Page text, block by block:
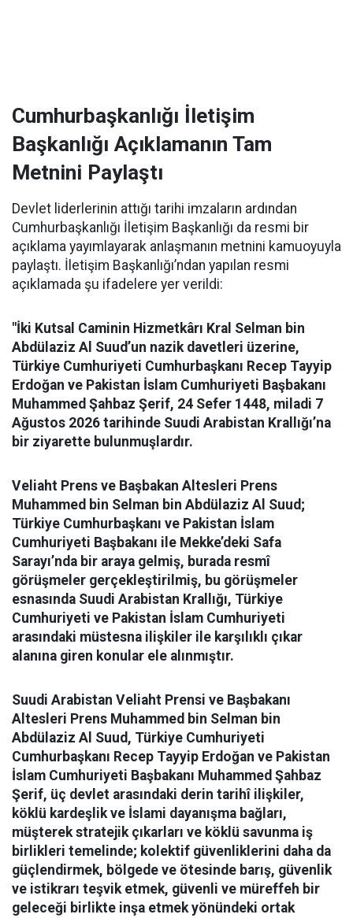
Cumhurbaşkanlığı İletişim
Başkanlığı Açıklamanın Tam
Metnini Paylaştı
Devlet liderlerinin attığı tarihi imzaların ardından
Cumhurbaşkanlığı İletişim Başkanlığı da resmi bir
açıklama yayımlayarak anlaşmanın metnini kamuoyuyla
paylaştı. İletişim Başkanlığı’ndan yapılan resmi
açıklamada şu ifadelere yer verildi:
"İki Kutsal Caminin Hizmetkârı Kral Selman bin
Abdülaziz Al Suud’un nazik davetleri üzerine,
Türkiye Cumhuriyeti Cumhurbaşkanı Recep Tayyip
Erdoğan ve Pakistan İslam Cumhuriyeti Başbakanı
Muhammed Şahbaz Şerif, 24 Sefer 1448, miladi 7
Ağustos 2026 tarihinde Suudi Arabistan Krallığı’na
bir ziyarette bulunmuşlardır.
Veliaht Prens ve Başbakan Altesleri Prens
Muhammed bin Selman bin Abdülaziz Al Suud;
Türkiye Cumhurbaşkanı ve Pakistan İslam
Cumhuriyeti Başbakanı ile Mekke’deki Safa
Sarayı’nda bir araya gelmiş, burada resmî
görüşmeler gerçekleştirilmiş, bu görüşmeler
esnasında Suudi Arabistan Krallığı, Türkiye
Cumhuriyeti ve Pakistan İslam Cumhuriyeti
arasındaki müstesna ilişkiler ile karşılıklı çıkar
alanına giren konular ele alınmıştır.
Suudi Arabistan Veliaht Prensi ve Başbakanı
Altesleri Prens Muhammed bin Selman bin
Abdülaziz Al Suud, Türkiye Cumhuriyeti
Cumhurbaşkanı Recep Tayyip Erdoğan ve Pakistan
İslam Cumhuriyeti Başbakanı Muhammed Şahbaz
Şerif, üç devlet arasındaki derin tarihî ilişkiler,
köklü kardeşlik ve İslami dayanışma bağları,
müşterek stratejik çıkarları ve köklü savunma iş
birlikleri temelinde; kolektif güvenliklerini daha da
güçlendirmek, bölgede ve ötesinde barış, güvenlik
ve istikrarı teşvik etmek, güvenli ve müreffeh bir
geleceği birlikte inşa etmek yönündeki ortak